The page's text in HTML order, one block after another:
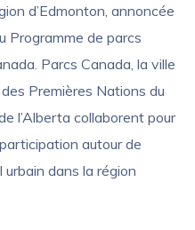
d’Edmonton, annoncée
Programme de parcs
Parcs Canada, la ville
Premières Nations du
l’Alberta collaborent pour
autour de
urbain dans la région